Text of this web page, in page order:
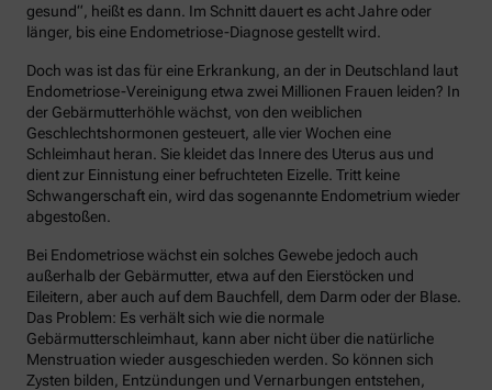
gesund“, heißt es dann. Im Schnitt dauert es acht Jahre oder
länger, bis eine Endometriose-Diagnose gestellt wird.
Doch was ist das für eine Erkrankung, an der in Deutschland laut
Endometriose-Vereinigung etwa zwei Millionen Frauen leiden? In
der Gebärmutterhöhle wächst, von den weiblichen
Geschlechtshormonen gesteuert, alle vier Wochen eine
Schleimhaut heran. Sie kleidet das Innere des Uterus aus und
dient zur Einnistung einer befruchteten Eizelle. Tritt keine
Schwangerschaft ein, wird das sogenannte Endometrium wieder
abgestoßen.
Bei Endometriose wächst ein solches Gewebe jedoch auch
außerhalb der Gebärmutter, etwa auf den Eierstöcken und
Eileitern, aber auch auf dem Bauchfell, dem Darm oder der Blase.
Das Problem: Es verhält sich wie die normale
Gebärmutterschleimhaut, kann aber nicht über die natürliche
Menstruation wieder ausgeschieden werden. So können sich
Zysten bilden, Entzündungen und Vernarbungen entstehen,